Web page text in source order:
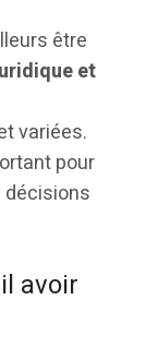
être
et
variées.
pour
décisions
avoir